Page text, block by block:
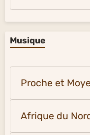
Musique
Proche et
Afrique du